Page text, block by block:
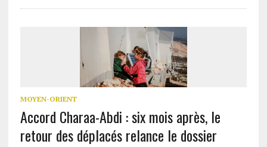
MOYEN-ORIENT
Accord Charaa-Abdi : six mois après, le
retour des déplacés relance le dossier